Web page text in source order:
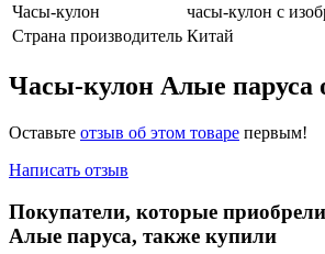
Часы-кулон
часы-кулон с
Страна производитель Китай
Часы-кулон Алые паруса
Оставьте отзыв об этом товаре первым!
Написать отзыв
Покупатели, которые
Алые паруса, также купили